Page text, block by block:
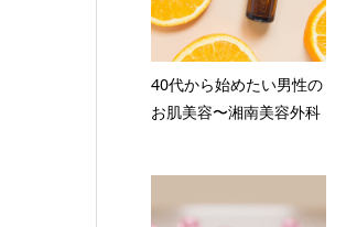
40代から始めたい男性の
お肌美容〜湘南美容外科